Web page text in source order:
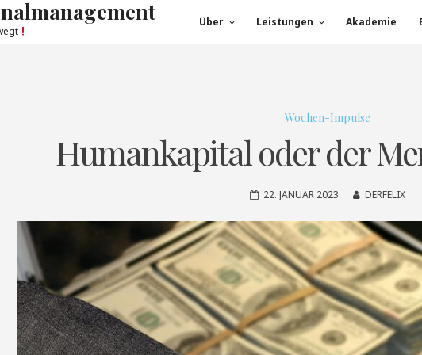
Über Leistungen Akademie
Wochen-Impulse
Humankapital oder der
22. JANUAR 2023 DERFELIX